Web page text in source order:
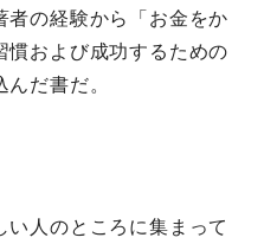
者の経験から「お金をか
慣および成功するための
だ書だ。
人のところに集まって